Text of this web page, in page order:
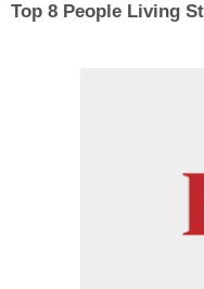
Top 8 People Living